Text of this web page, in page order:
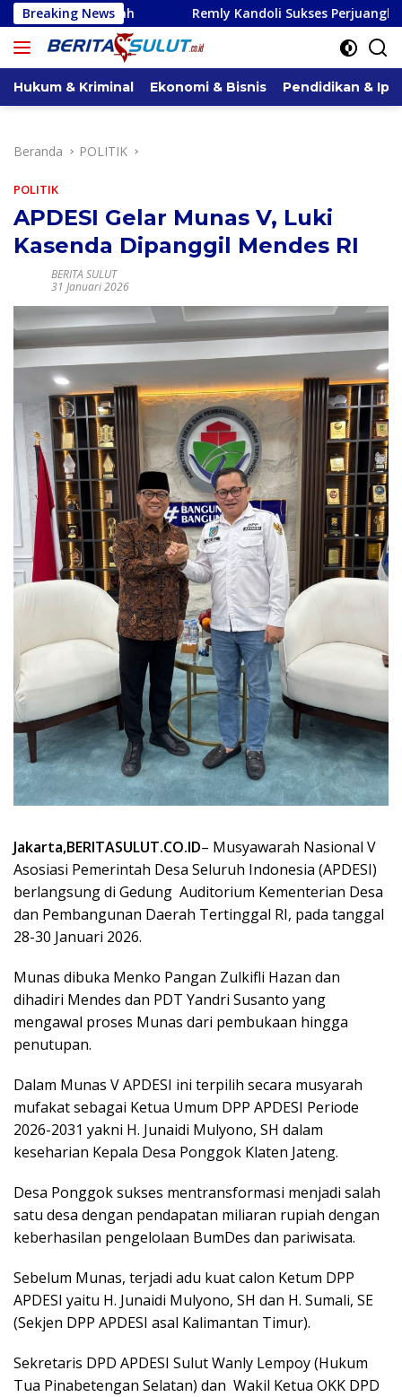
Langsung
ke
konten
Breaking News
Remly Kandoli Sukses Perjuangkan Perbaikan Jalan
Hukum & Kriminal Ekonomi & Bisnis Pendidikan &
Beranda POLITIK
POLITIK
APDESI Gelar Munas V, Luki
Kasenda Dipanggil Mendes RI
BERITA SULUT
31 Januari 2026
Jakarta,BERITASULUT.CO.ID– Musyawarah Nasional V
Asosiasi Pemerintah Desa Seluruh Indonesia (APDESI)
berlangsung di Gedung Auditorium Kementerian Desa
dan Pembangunan Daerah Tertinggal RI, pada tanggal
28-30 Januari 2026.
Munas dibuka Menko Pangan Zulkifli Hazan dan
dihadiri Mendes dan PDT Yandri Susanto yang
mengawal proses Munas dari pembukaan hingga
penutupan.
Dalam Munas V APDESI ini terpilih secara musyarah
mufakat sebagai Ketua Umum DPP APDESI Periode
2026-2031 yakni H. Junaidi Mulyono, SH dalam
keseharian Kepala Desa Ponggok Klaten Jateng.
Desa Ponggok sukses mentransformasi menjadi salah
satu desa dengan pendapatan miliaran rupiah dengan
keberhasilan pengelolaan BumDes dan pariwisata.
Sebelum Munas, terjadi adu kuat calon Ketum DPP
APDESI yaitu H. Junaidi Mulyono, SH dan H. Sumali, SE
(Sekjen DPP APDESI asal Kalimantan Timur).
Sekretaris DPD APDESI Sulut Wanly Lempoy (Hukum
Tua Pinabetengan Selatan) dan Wakil Ketua OKK DPD